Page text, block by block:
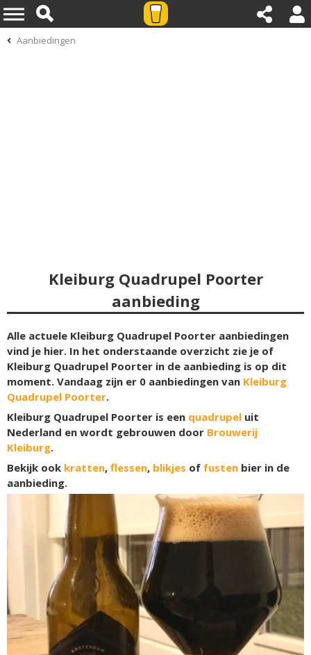
Aanbiedingen
Kleiburg Quadrupel Poorter
aanbieding
Alle actuele Kleiburg Quadrupel Poorter aanbiedingen
vind je hier. In het onderstaande overzicht zie je of
Kleiburg Quadrupel Poorter in de aanbieding is op dit
moment. Vandaag zijn er 0 aanbiedingen van Kleiburg
Quadrupel Poorter.
Kleiburg Quadrupel Poorter is een quadrupel uit
Nederland en wordt gebrouwen door Brouwerij
Kleiburg.
Bekijk ook kratten, flessen, blikjes of fusten bier in de
aanbieding.